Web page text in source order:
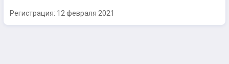
Регистрация: 12 февраля 2021